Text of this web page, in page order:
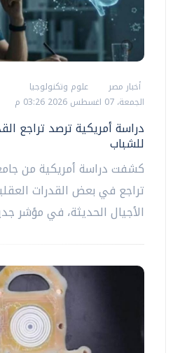
أخبار مصر
علوم وتكنولوجيا
الجمعة، 07 اغسطس 2026 03:26 م
دراسة أمريكية ترصد تراجع
للشباب
كشفت دراسة أمريكية من
تراجع في بعض القدرات
الأجيال الحديثة، في مؤشر